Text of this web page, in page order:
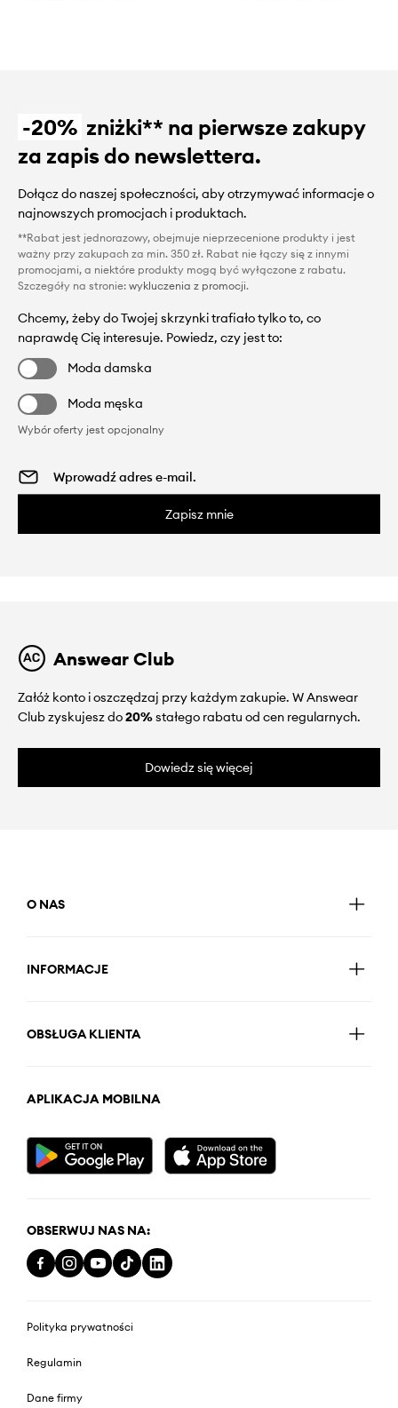
-20% zniżki** na pierwsze zakupy
za zapis do newslettera.
Dołącz do naszej społeczności, aby otrzymywać informacje o
najnowszych promocjach i produktach.
**Rabat jest jednorazowy, obejmuje nieprzecenione produkty i jest
ważny przy zakupach za min. 350 zł. Rabat nie łączy się z innymi
promocjami, a niektóre produkty mogą być wyłączone z rabatu.
Szczegóły na stronie: wykluczenia z promocji.
Chcemy, żeby do Twojej skrzynki trafiało tylko to, co
naprawdę Cię interesuje. Powiedz, czy jest to:
Moda damska
Moda męska
Wybór oferty jest opcjonalny
Zapisz mnie
Answear Club
Załóż konto i oszczędzaj przy każdym zakupie. W Answear
Club zyskujesz do20%stałego rabatu od cen regularnych.
Dowiedz się więcej
O NAS
INFORMACJE
OBSŁUGA KLIENTA
APLIKACJA MOBILNA
OBSERWUJ NAS NA:
Polityka prywatności
Regulamin
Dane firmy